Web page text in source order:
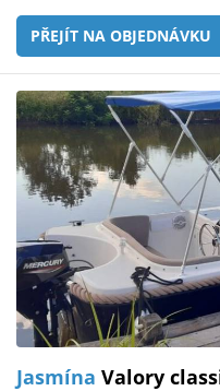
PŘEJÍT NA OBJEDNÁVKU
Jasmína Valory